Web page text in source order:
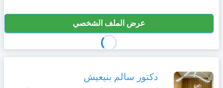
عرض الملف الشخصي
دكتور سالم بنيعيش